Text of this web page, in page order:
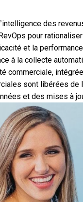
des
pour
et la
à la collecte
commerciale,
sont libérées de
et des mises à